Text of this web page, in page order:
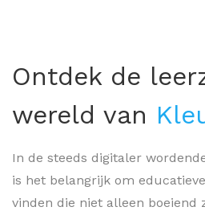
Ontdek de
wereld van
In de steeds digitaler
is het belangrijk om
vinden die niet alleen boeiend